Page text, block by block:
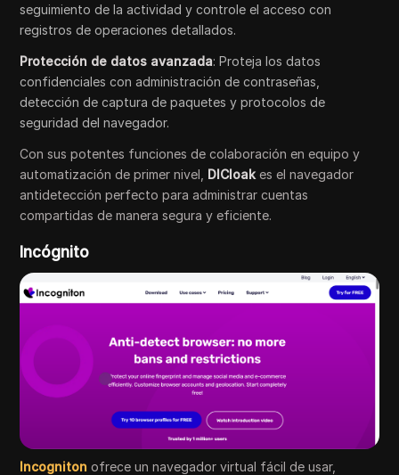
seguimiento de la actividad y controle el acceso con
registros de operaciones detallados.
Protección de datos avanzada: Proteja los datos
confidenciales con administración de contraseñas,
detección de captura de paquetes y protocolos de
seguridad del navegador.
Con sus potentes funciones de colaboración en equipo y
automatización de primer nivel, DICloak es el navegador
antidetección perfecto para administrar cuentas
compartidas de manera segura y eficiente.
Incógnito
Incogniton ofrece un navegador virtual fácil de usar,